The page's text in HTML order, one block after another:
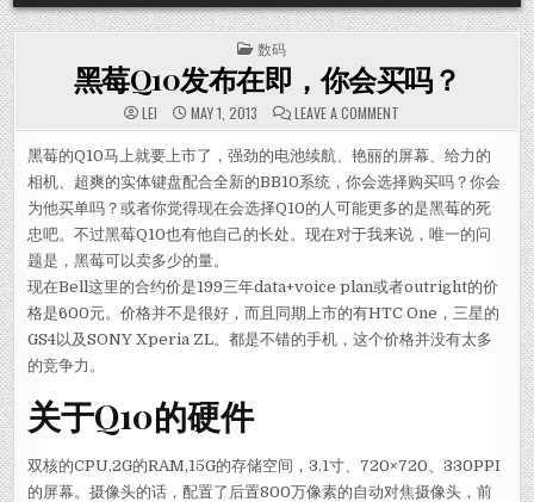
POSTED IN
数码
黑莓Q10发布在即，你会买吗？
LEI MAY 1, 2013 LEAVE A COMMENTON 黑莓Q10发布在
黑莓的Q10马上就要上市了，强劲的电池续航、艳丽的屏幕、给力的
相机、超爽的实体键盘配合全新的BB10系统，你会选择购买吗？你会
为他买单吗？或者你觉得现在会选择Q10的人可能更多的是黑莓的死
忠吧。不过黑莓Q10也有他自己的长处。现在对于我来说，唯一的问
题是，黑莓可以卖多少的量。
现在Bell这里的合约价是199三年data+voice plan或者outright的价
格是600元。价格并不是很好，而且同期上市的有HTC One，三星的
GS4以及SONY Xperia ZL。都是不错的手机，这个价格并没有太多
的竞争力。
关于Q10的硬件
双核的CPU,2G的RAM,15G的存储空间，3.1寸、720×720、330PPI
的屏幕。摄像头的话，配置了后置800万像素的自动对焦摄像头，前